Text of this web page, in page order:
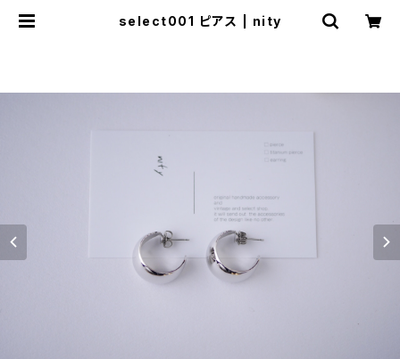
select001 ピアス | nity